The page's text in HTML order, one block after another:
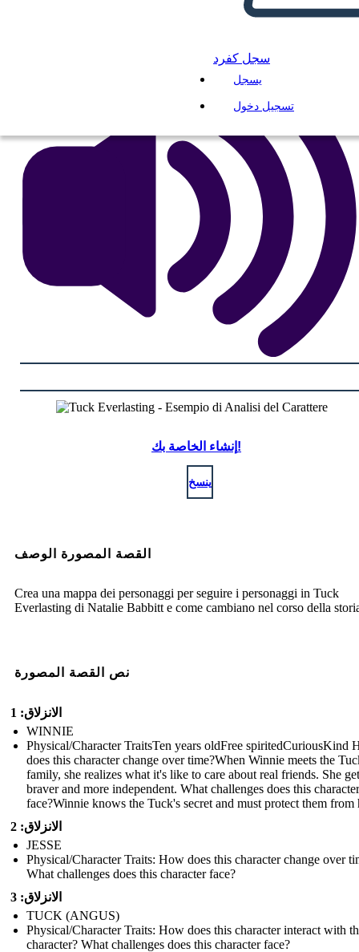
سجل كفرد
يسجل
تسجيل دخول
إنشاء الخاصة بك!
ينسخ
القصة المصورة الوصف
Crea una mappa dei personaggi per seguire i personaggi in Tuck
Everlasting di Natalie Babbitt e come cambiano nel corso della
نص القصة المصورة
الانزلاق: 1
WINNIE
Physical/Character TraitsTen years oldFree spiritedCuriousKind
does this character change over time? When Winnie meets the
family, she realizes what it's like to care about real friends. She
braver and more independent. What challenges does this character
face? Winnie knows the Tuck's secret and must protect them from
الانزلاق: 2
JESSE
Physical/Character Traits: How does this character change over
What challenges does this character face?
الانزلاق: 3
TUCK (ANGUS)
Physical/Character Traits: How does this character interact with
character? What challenges does this character face?